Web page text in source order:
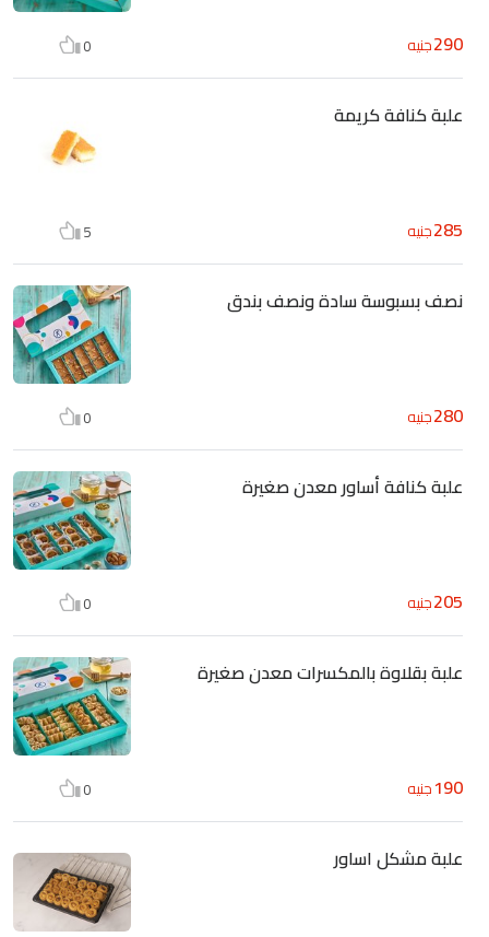
290جنيه 0
علبة كنافة كريمة
285جنيه 5
نصف بسبوسة سادة ونصف بندق
280جنيه 0
علبة كنافة أساور معدن صغيرة
205جنيه 0
علبة بقلاوة بالمكسرات معدن صغيرة
190جنيه 0
علبة مشكل اساور